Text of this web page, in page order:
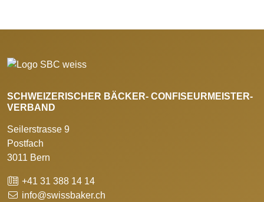
SCHWEIZERISCHER BÄCKER- CONFISEURMEISTER-
VERBAND
Seilerstrasse 9
Postfach
3011 Bern
+41 31 388 14 14
info@swissbaker.ch